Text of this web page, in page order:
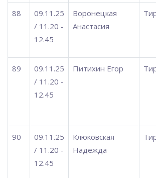
88
09.11.25
/ 11.20 -
12.45
Воронецкая
Анастасия
89
09.11.25
/ 11.20 -
12.45
Питихин Егор
90
09.11.25
/ 11.20 -
12.45
Клюковская
Надежда